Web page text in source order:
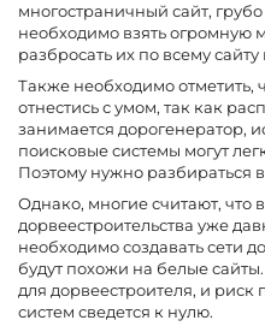
многостраничный сайт, грубо
необходимо взять огромную
разбросать их по всему
Также необходимо отметить,
отнестись с умом, так как
занимается дорогенератор,
поисковые системы могут
Поэтому нужно разбираться
Однако, многие считают, что
дорвеестроительства уже
необходимо создавать сети
будут похожи на белые
для дорвеестроителя, и риск
систем сведется к нулю.